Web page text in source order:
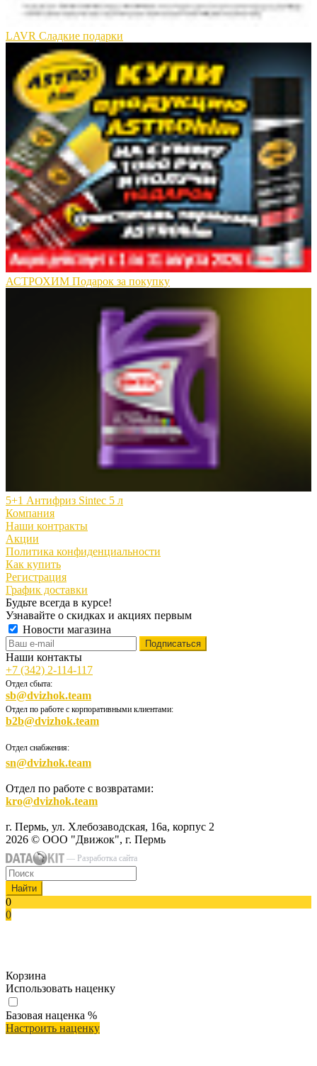
LAVR Сладкие подарки
АСТРОХИМ Подарок за покупку
5+1 Антифриз Sintec 5 л
Компания
Наши контракты
Акции
Политика конфиденциальности
Как купить
Регистрация
График доставки
Будьте всегда в курсе!
Узнавайте о скидках и акциях первым
Новости магазина
Наши контакты
+7 (342) 2-114-117
Отдел сбыта:
sb@dvizhok.team
Отдел по работе с корпоративными клиентами:
b2b@dvizhok.team
Отдел снабжения:
sn@dvizhok.team
Отдел по работе с возвратами:
kro@dvizhok.team
г. Пермь, ул. Хлебозаводская, 16а, корпус 2
2026 © ООО "Движок", г. Пермь
— Разработка сайта
Найти
0
0
Корзина
Использовать наценку
Базовая наценка %
Настроить наценку